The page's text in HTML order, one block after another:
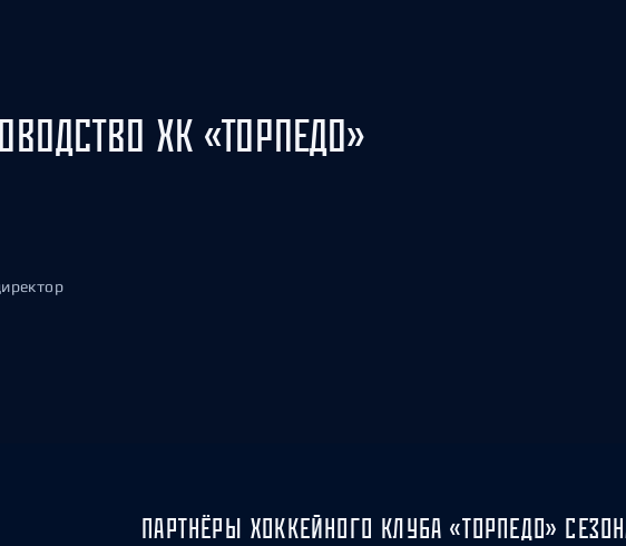
ХК «ТОРПЕДО»
ПАРТНЁРЫ ХОККЕЙНОГО КЛУБА «ТОРПЕДО»